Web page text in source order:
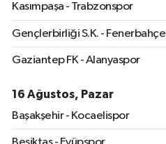
Kasımpaşa - Trabzonspor
Gençlerbirliği S.K. - Fenerbahçe
Gaziantep FK - Alanyaspor
16 Ağustos, Pazar
Başakşehir - Kocaelispor